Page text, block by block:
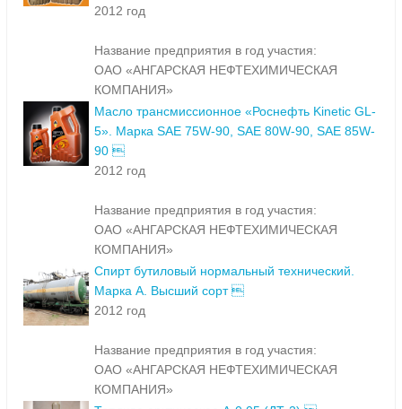
2012 год
Название предприятия в год участия:
ОАО «АНГАРСКАЯ НЕФТЕХИМИЧЕСКАЯ
КОМПАНИЯ»
Масло трансмиссионное «Роснефть Kinetic GL-
5». Марка SAE 75W-90, SAE 80W-90, SAE 85W-
90 
2012 год
Название предприятия в год участия:
ОАО «АНГАРСКАЯ НЕФТЕХИМИЧЕСКАЯ
КОМПАНИЯ»
Спирт бутиловый нормальный технический.
Марка А. Высший сорт 
2012 год
Название предприятия в год участия:
ОАО «АНГАРСКАЯ НЕФТЕХИМИЧЕСКАЯ
КОМПАНИЯ»